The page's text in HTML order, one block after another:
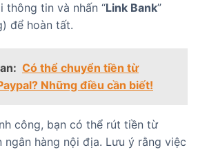
thông tin và nhấn “Link Bank”
để hoàn tất.
Có thể chuyển tiền từ
Những điều cần biết!
công, bạn có thể rút tiền từ
ngân hàng nội địa. Lưu ý rằng việc